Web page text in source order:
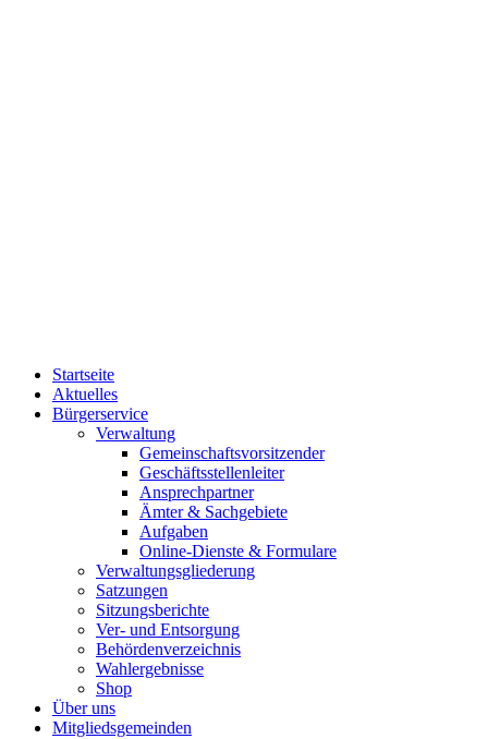
Startseite
Aktuelles
Bürgerservice
Verwaltung
Gemeinschaftsvorsitzender
Geschäftsstellenleiter
Ansprechpartner
Ämter & Sachgebiete
Aufgaben
Online-Dienste & Formulare
Verwaltungsgliederung
Satzungen
Sitzungsberichte
Ver- und Entsorgung
Behördenverzeichnis
Wahlergebnisse
Shop
Über uns
Mitgliedsgemeinden